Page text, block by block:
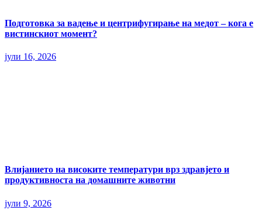
Подготовка за вадење и центрифугирање на медот – кога е
вистинскиот момент?
јули 16, 2026
Влијанието на високите температури врз здравјето и
продуктивноста на домашните животни
јули 9, 2026